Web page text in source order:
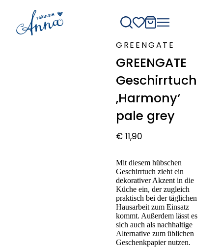
GREENGATE
GREENGATE
Geschirrtuch
‚Harmony‘
pale grey
€11,90
Mit diesem hübschen
Geschirrtuch zieht ein
dekorativer Akzent in die
Küche ein, der zugleich
praktisch bei der täglichen
Hausarbeit zum Einsatz
kommt. Außerdem lässt es
sich auch als nachhaltige
Alternative zum üblichen
Geschenkpapier nutzen.